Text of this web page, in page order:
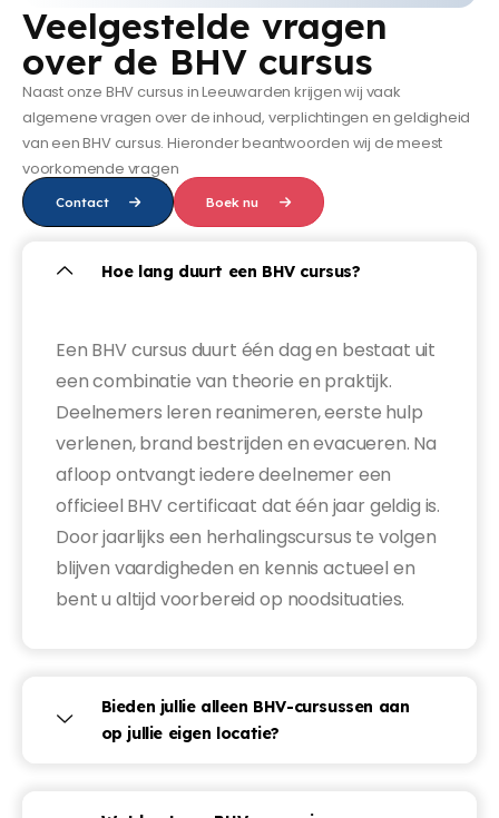
Veelgestelde vragen
over de BHV cursus
Naast onze BHV cursus in Leeuwarden krijgen wij vaak
algemene vragen over de inhoud, verplichtingen en geldigheid
van een BHV cursus. Hieronder beantwoorden wij de meest
voorkomende vragen
Contact Boek nu
Hoe lang duurt een BHV cursus?
Een BHV cursus duurt één dag en bestaat uit
een combinatie van theorie en praktijk.
Deelnemers leren reanimeren, eerste hulp
verlenen, brand bestrijden en evacueren. Na
afloop ontvangt iedere deelnemer een
officieel BHV certificaat dat één jaar geldig is.
Door jaarlijks een herhalingscursus te volgen
blijven vaardigheden en kennis actueel en
bent u altijd voorbereid op noodsituaties.
Bieden jullie alleen BHV-cursussen aan
op jullie eigen locatie?